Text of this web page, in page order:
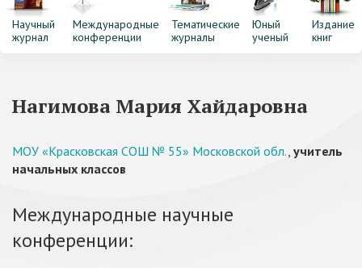
Научный
журнал
Международные
конференции
Тематические
журналы
Юный
ученый
Издание
книг
Нагимова Мария Хайдаровна
МОУ «Красковская СОШ № 55» Московской обл., учитель
начальных классов
Международные научные
конференции: